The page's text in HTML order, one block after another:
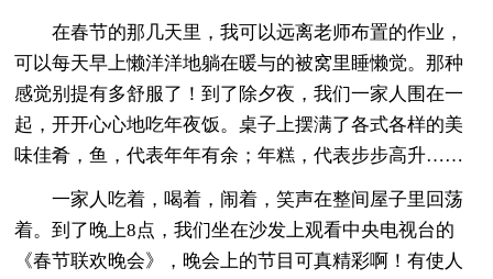
在春节的那几天里，我可以远离老师布置的作业，
可以每天早上懒洋洋地躺在暖与的被窝里睡懒觉。那种
感觉别提有多舒服了！到了除夕夜，我们一家人围在一
起，开开心心地吃年夜饭。桌子上摆满了各式各样的美
味佳肴，鱼，代表年年有余；年糕，代表步步高升……
一家人吃着，喝着，闹着，笑声在整间屋子里回荡
着。到了晚上8点，我们坐在沙发上观看中央电视台的
《春节联欢晚会》，晚会上的节目可真精彩啊！有使人